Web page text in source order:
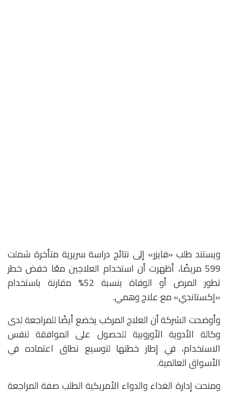
ويستند طلب «فايزر» إلى نتائج دراسة سريرية متأخرة شملت
599 مريضًا، أظهرت أن استخدام العلاجين معًا خفض خطر
تطور المرض أو الوفاة بنسبة 52% مقارنة باستخدام
«إكستاندي» مع علاج وهمي.
وأوضحت الشركة أن العلاج المركب يخضع أيضًا للمراجعة لدى
وكالة الأدوية الأوروبية للحصول على الموافقة لنفس
الاستخدام، في إطار خطتها لتوسيع نطاق اعتماده في
الأسواق العالمية.
ومنحت إدارة الغذاء والدواء الأمريكية الطلب صفة المراجعة